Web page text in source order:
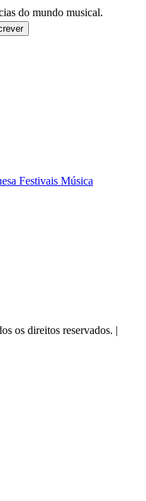
do mundo musical.
os direitos reservados. |